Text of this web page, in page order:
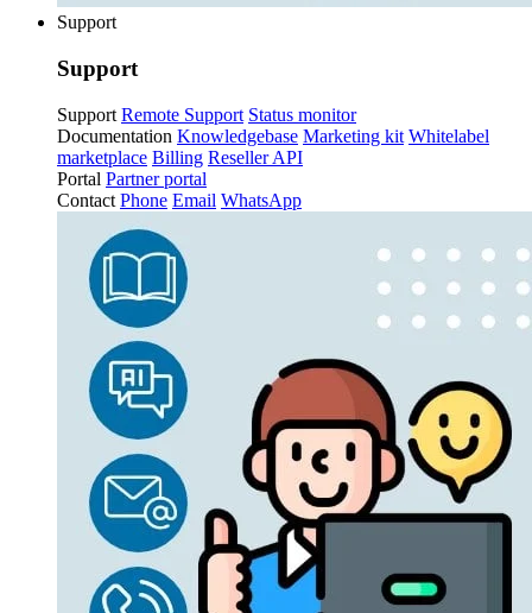
Support
Support
Support Remote Support Status monitor
Documentation Knowledgebase Marketing kit Whitelabel
marketplace Billing Reseller API
Portal Partner portal
Contact Phone Email WhatsApp